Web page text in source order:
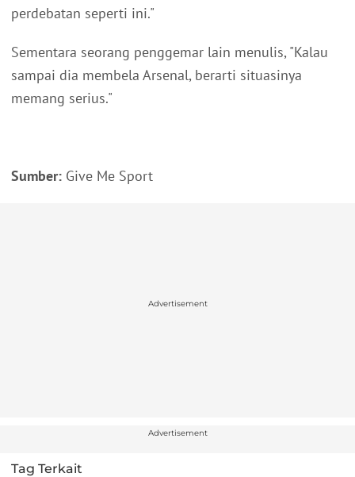
perdebatan seperti ini."
Sementara seorang penggemar lain menulis, "Kalau
sampai dia membela Arsenal, berarti situasinya
memang serius."
Sumber: Give Me Sport
Advertisement
Advertisement
Tag Terkait